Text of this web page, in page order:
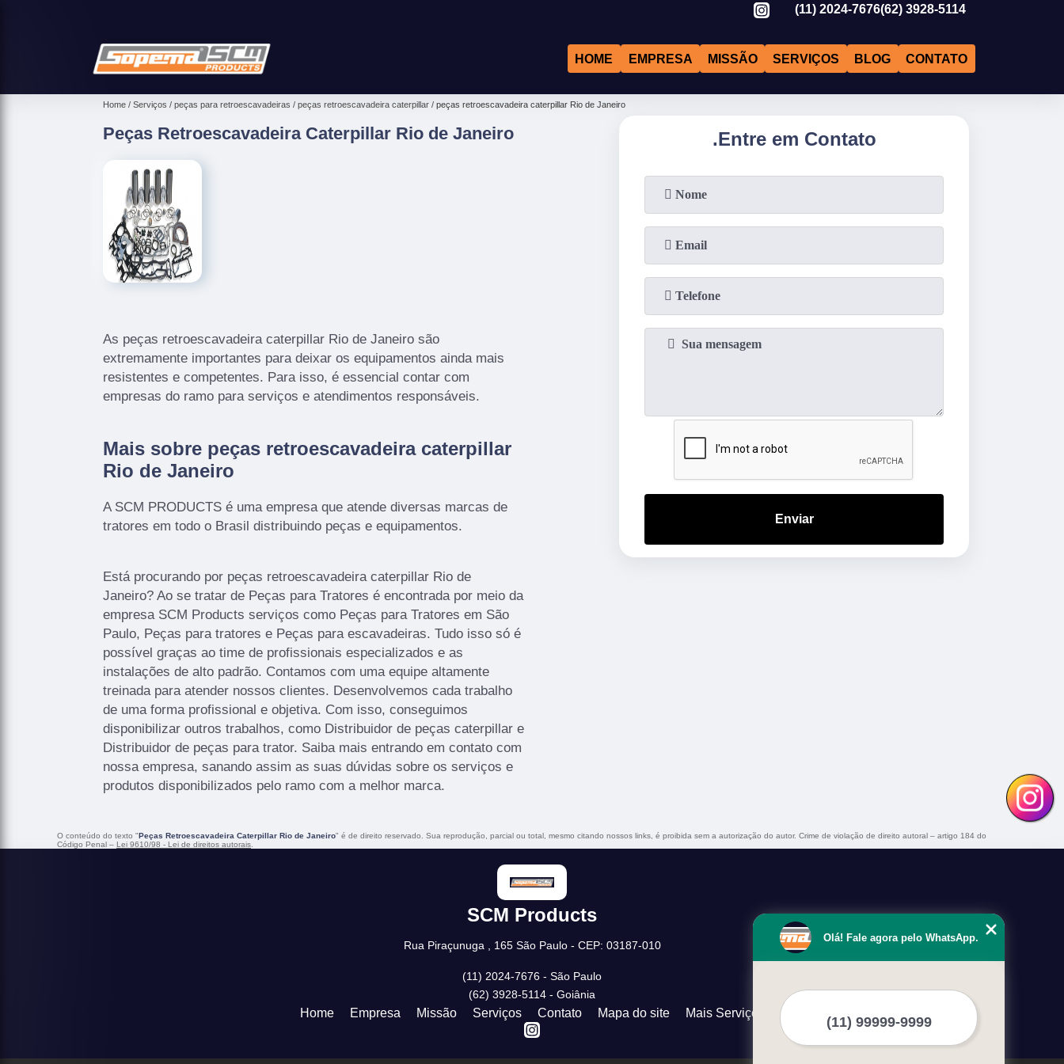
(11) 2024-7676(62) 3928-5114
HOME EMPRESA MISSÃO SERVIÇOS BLOG CONTATO
Home Serviços peças para retroescavadeiras peças retroescavadeira caterpillar peças retroescavadeira caterpillar Rio de Janeiro
Peças Retroescavadeira Caterpillar Rio de Janeiro
As peças retroescavadeira caterpillar Rio de Janeiro são
extremamente importantes para deixar os equipamentos ainda mais
resistentes e competentes. Para isso, é essencial contar com
empresas do ramo para serviços e atendimentos responsáveis.
Mais sobre peças retroescavadeira caterpillar
Rio de Janeiro
A SCM PRODUCTS é uma empresa que atende diversas marcas de
tratores em todo o Brasil distribuindo peças e equipamentos.
Está procurando por peças retroescavadeira caterpillar Rio de
Janeiro? Ao se tratar de Peças para Tratores é encontrada por meio da
empresa SCM Products serviços como Peças para Tratores em São
Paulo, Peças para tratores e Peças para escavadeiras. Tudo isso só é
possível graças ao time de profissionais especializados e as
instalações de alto padrão. Contamos com uma equipe altamente
treinada para atender nossos clientes. Desenvolvemos cada trabalho
de uma forma profissional e objetiva. Com isso, conseguimos
disponibilizar outros trabalhos, como Distribuidor de peças caterpillar e
Distribuidor de peças para trator. Saiba mais entrando em contato com
nossa empresa, sanando assim as suas dúvidas sobre os serviços e
produtos disponibilizados pelo ramo com a melhor marca.
.Entre em Contato
Enviar
O conteúdo do texto "Peças Retroescavadeira Caterpillar Rio de Janeiro" é de direito reservado. Sua reprodução, parcial ou total, mesmo citando nossos links, é proibida sem a autorização do autor. Crime de violação de direito autoral – artigo 184 do
Código Penal – Lei 9610/98 - Lei de direitos autorais.
SCM Products
Rua Piraçunuga , 165 São Paulo - CEP: 03187-010
(11) 2024-7676 - São Paulo
(62) 3928-5114 - Goiânia
Home Empresa Missão Serviços Contato Mapa do site Mais Serviços
Olá! Fale agora pelo WhatsApp.